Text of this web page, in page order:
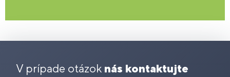
V prípade otázok nás kontaktujte